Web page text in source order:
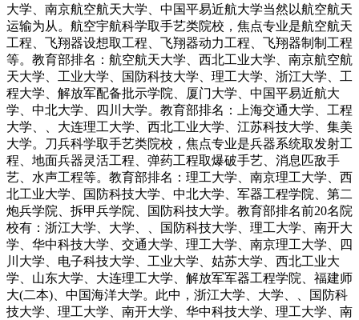
大学、南京航空航天大学、中国平易近航大学当然以航空航天
运输为从。航空宇航科学取手艺类院校，焦点专业是航空航天
工程、飞翔器设想取工程、飞翔器动力工程、飞翔器制制工程
等。教育部排名：航空航天大学、西北工业大学、南京航空航
天大学、工业大学、国防科技大学、理工大学、浙江大学、工
程大学、解放军配备批示学院、厦门大学、中国平易近航大
学、中北大学、四川大学。教育部排名：上海交通大学、工程
大学、、大连理工大学、西北工业大学、江苏科技大学、集美
大学。刀兵科学取手艺类院校，焦点专业是兵器系统取发射工
程、地面兵器灵活工程、弹药工程取爆破手艺、消息匹敌手
艺、水声工程等。教育部排名：理工大学、南京理工大学、西
北工业大学、国防科技大学、中北大学、军器工程学院、第二
炮兵学院、拆甲兵学院、国防科技大学。教育部排名前20名院
校有：浙江大学、大学、、国防科技大学、理工大学、南开大
学、华中科技大学、交通大学、理工大学、南京理工大学、四
川大学、电子科技大学、工业大学、姑苏大学、西北工业大
学、山东大学、大连理工大学、解放军军器工程学院、福建师
大(二本)、中国海洋大学。此中，浙江大学、大学、、国防科
技大学、理工大学、南开大学、华中科技大学、理工大学、南